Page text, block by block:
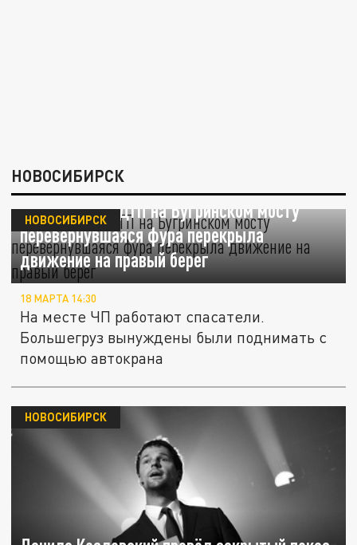
НОВОСИБИРСК
В результате ДТП на Бугринском мосту
перевернувшаяся фура перекрыла
движение на правый берег
НОВОСИБИРСК
18 МАРТА 14:30
На месте ЧП работают спасатели.
Большегруз вынуждены были поднимать с
помощью автокрана
НОВОСИБИРСК